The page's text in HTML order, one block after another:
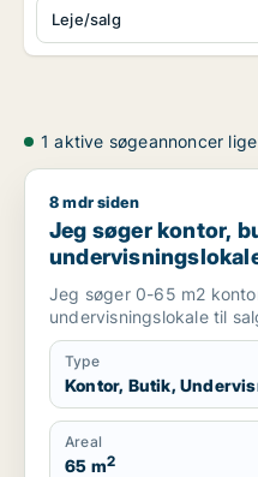
Leje/salg
1 aktive søgeannoncer
Jeg søger kontor, butik
8 mdr siden
Jeg søger kontor,
Storkøbenhavn,
m.fl.
Jeg søger 0-65 m2
undervisningslokale til
Type
Kontor, Butik,
Areal
65 m2